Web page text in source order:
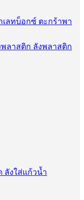
เลทบ็อกซ์ ตะกร้าพา
พลาสติก ลังพลาสติก
ลังใส่แก้วน้ำ